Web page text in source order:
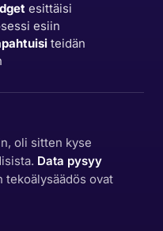
esittäisi
esiin
teidän
oli sitten kyse
Data pysyy
tekoälysäädös ovat